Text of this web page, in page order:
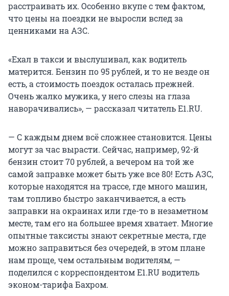
расстраивать их. Особенно вкупе с тем фактом,
что цены на поездки не выросли вслед за
ценниками на АЗС.
«Ехал в такси и выслушивал, как водитель
матерится. Бензин по 95 рублей, и то не везде он
есть, а стоимость поездок осталась прежней.
Очень жалко мужика, у него слезы на глаза
наворачивались», — рассказал читатель E1.RU.
— С каждым днем всё сложнее становится. Цены
могут за час вырасти. Сейчас, например, 92-й
бензин стоит 70 рублей, а вечером на той же
самой заправке может быть уже все 80! Есть АЗС,
которые находятся на трассе, где много машин,
там топливо быстро заканчивается, а есть
заправки на окраинах или где-то в незаметном
месте, там его на большее время хватает. Многие
опытные таксисты знают секретные места, где
можно заправиться без очередей, в этом плане
нам проще, чем остальным водителям, —
поделился с корреспондентом E1.RU водитель
эконом-тарифа Бахром.